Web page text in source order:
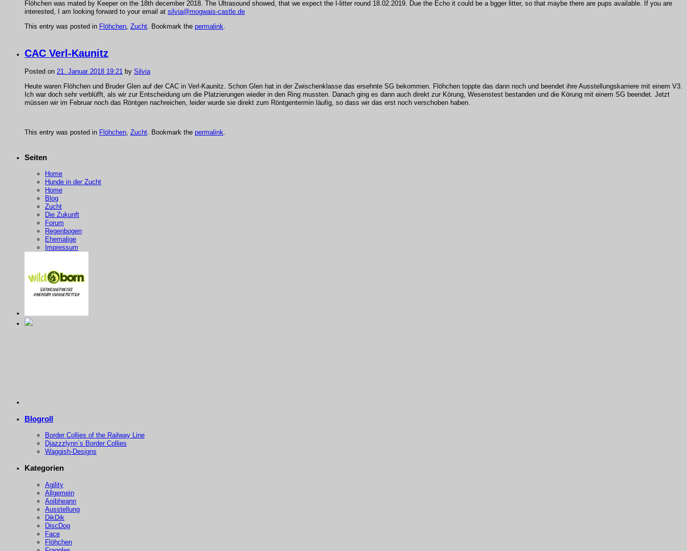
Flöhchen was mated by Keeper on the 18th december 2018. The Ultrasound showed, that we expect the I-litter round 18.02.2019. Due the Echo it could be a bgger litter, so that maybe there are pups available. If you are
interested, I am looking forward to your email at silvia@mogwais-castle.de
This entry was posted in Flöhchen, Zucht. Bookmark the permalink.
CAC Verl-Kaunitz
Posted on 21. Januar 2018 19:21 by Silvia
Heute waren Flöhchen und Bruder Glen auf der CAC in Verl-Kaunitz. Schon Glen hat in der Zwischenklasse das ersehnte SG bekommen. Flöhchen toppte das dann noch und beendet ihre Ausstellungskarriere mit einem V3.
Ich war doch sehr verblüfft, als wir zur Entscheidung um die Platzierungen wieder in den Ring mussten. Danach ging es dann auch direkt zur Körung, Wesenstest bestanden und die Körung mit einem SG beendet. Jetzt
müssen wir im Februar noch das Röntgen nachreichen, leider wurde sie direkt zum Röntgentermin läufig, so dass wir das erst noch verschoben haben.
This entry was posted in Flöhchen, Zucht. Bookmark the permalink.
Seiten
Home
Hunde in der Zucht
Home
Blog
Zucht
Die Zukunft
Forum
Regenbogen
Ehemalige
Impressum
Blogroll
Border Collies of the Railway Line
Djazzzlynn´s Border Collies
Waggish-Designs
Kategorien
Agility
Allgemein
Aoibheann
Ausstellung
DikDik
DiscDog
Face
Flöhchen